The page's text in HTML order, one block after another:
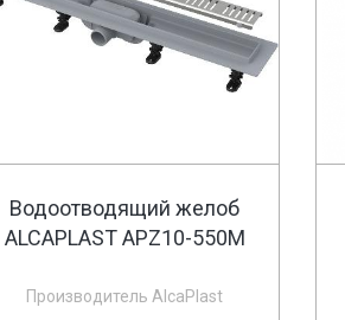
Водоотводящий желоб
ALCAPLAST APZ10-550M
Производитель AlcaPlast